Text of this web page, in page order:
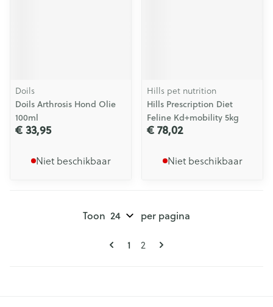
Doils
Doils Arthrosis Hond Olie
100ml
€ 33,95
Niet beschikbaar
Hills pet nutrition
Hills Prescription Diet
Feline Kd+mobility 5kg
€ 78,02
Niet beschikbaar
Pagina's
U lees momenteel pagina
1 Pagina
2
Toon per pagina